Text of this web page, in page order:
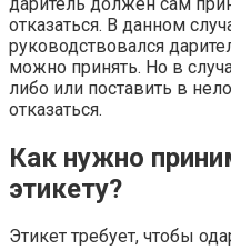
отказаться. В данном
руководствовался
можно принять. Но в
либо или поставить в
отказаться.
Как нужно
этикету?
Этикет требует, чтобы